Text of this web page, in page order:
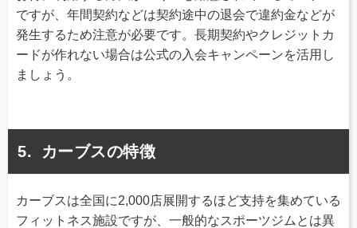
ですが、年間契約などは契約途中の退会で違約金などが
発生するため注意が必要です。長期契約やクレジットカ
ードが作れない場合は公式の入会キャンペーンを活用し
ましょう。
カーブスの特徴
カーブスは全国に2,000店展開するほど支持を集めている
フィットネス施設ですが、一般的なスポーツジムとは異